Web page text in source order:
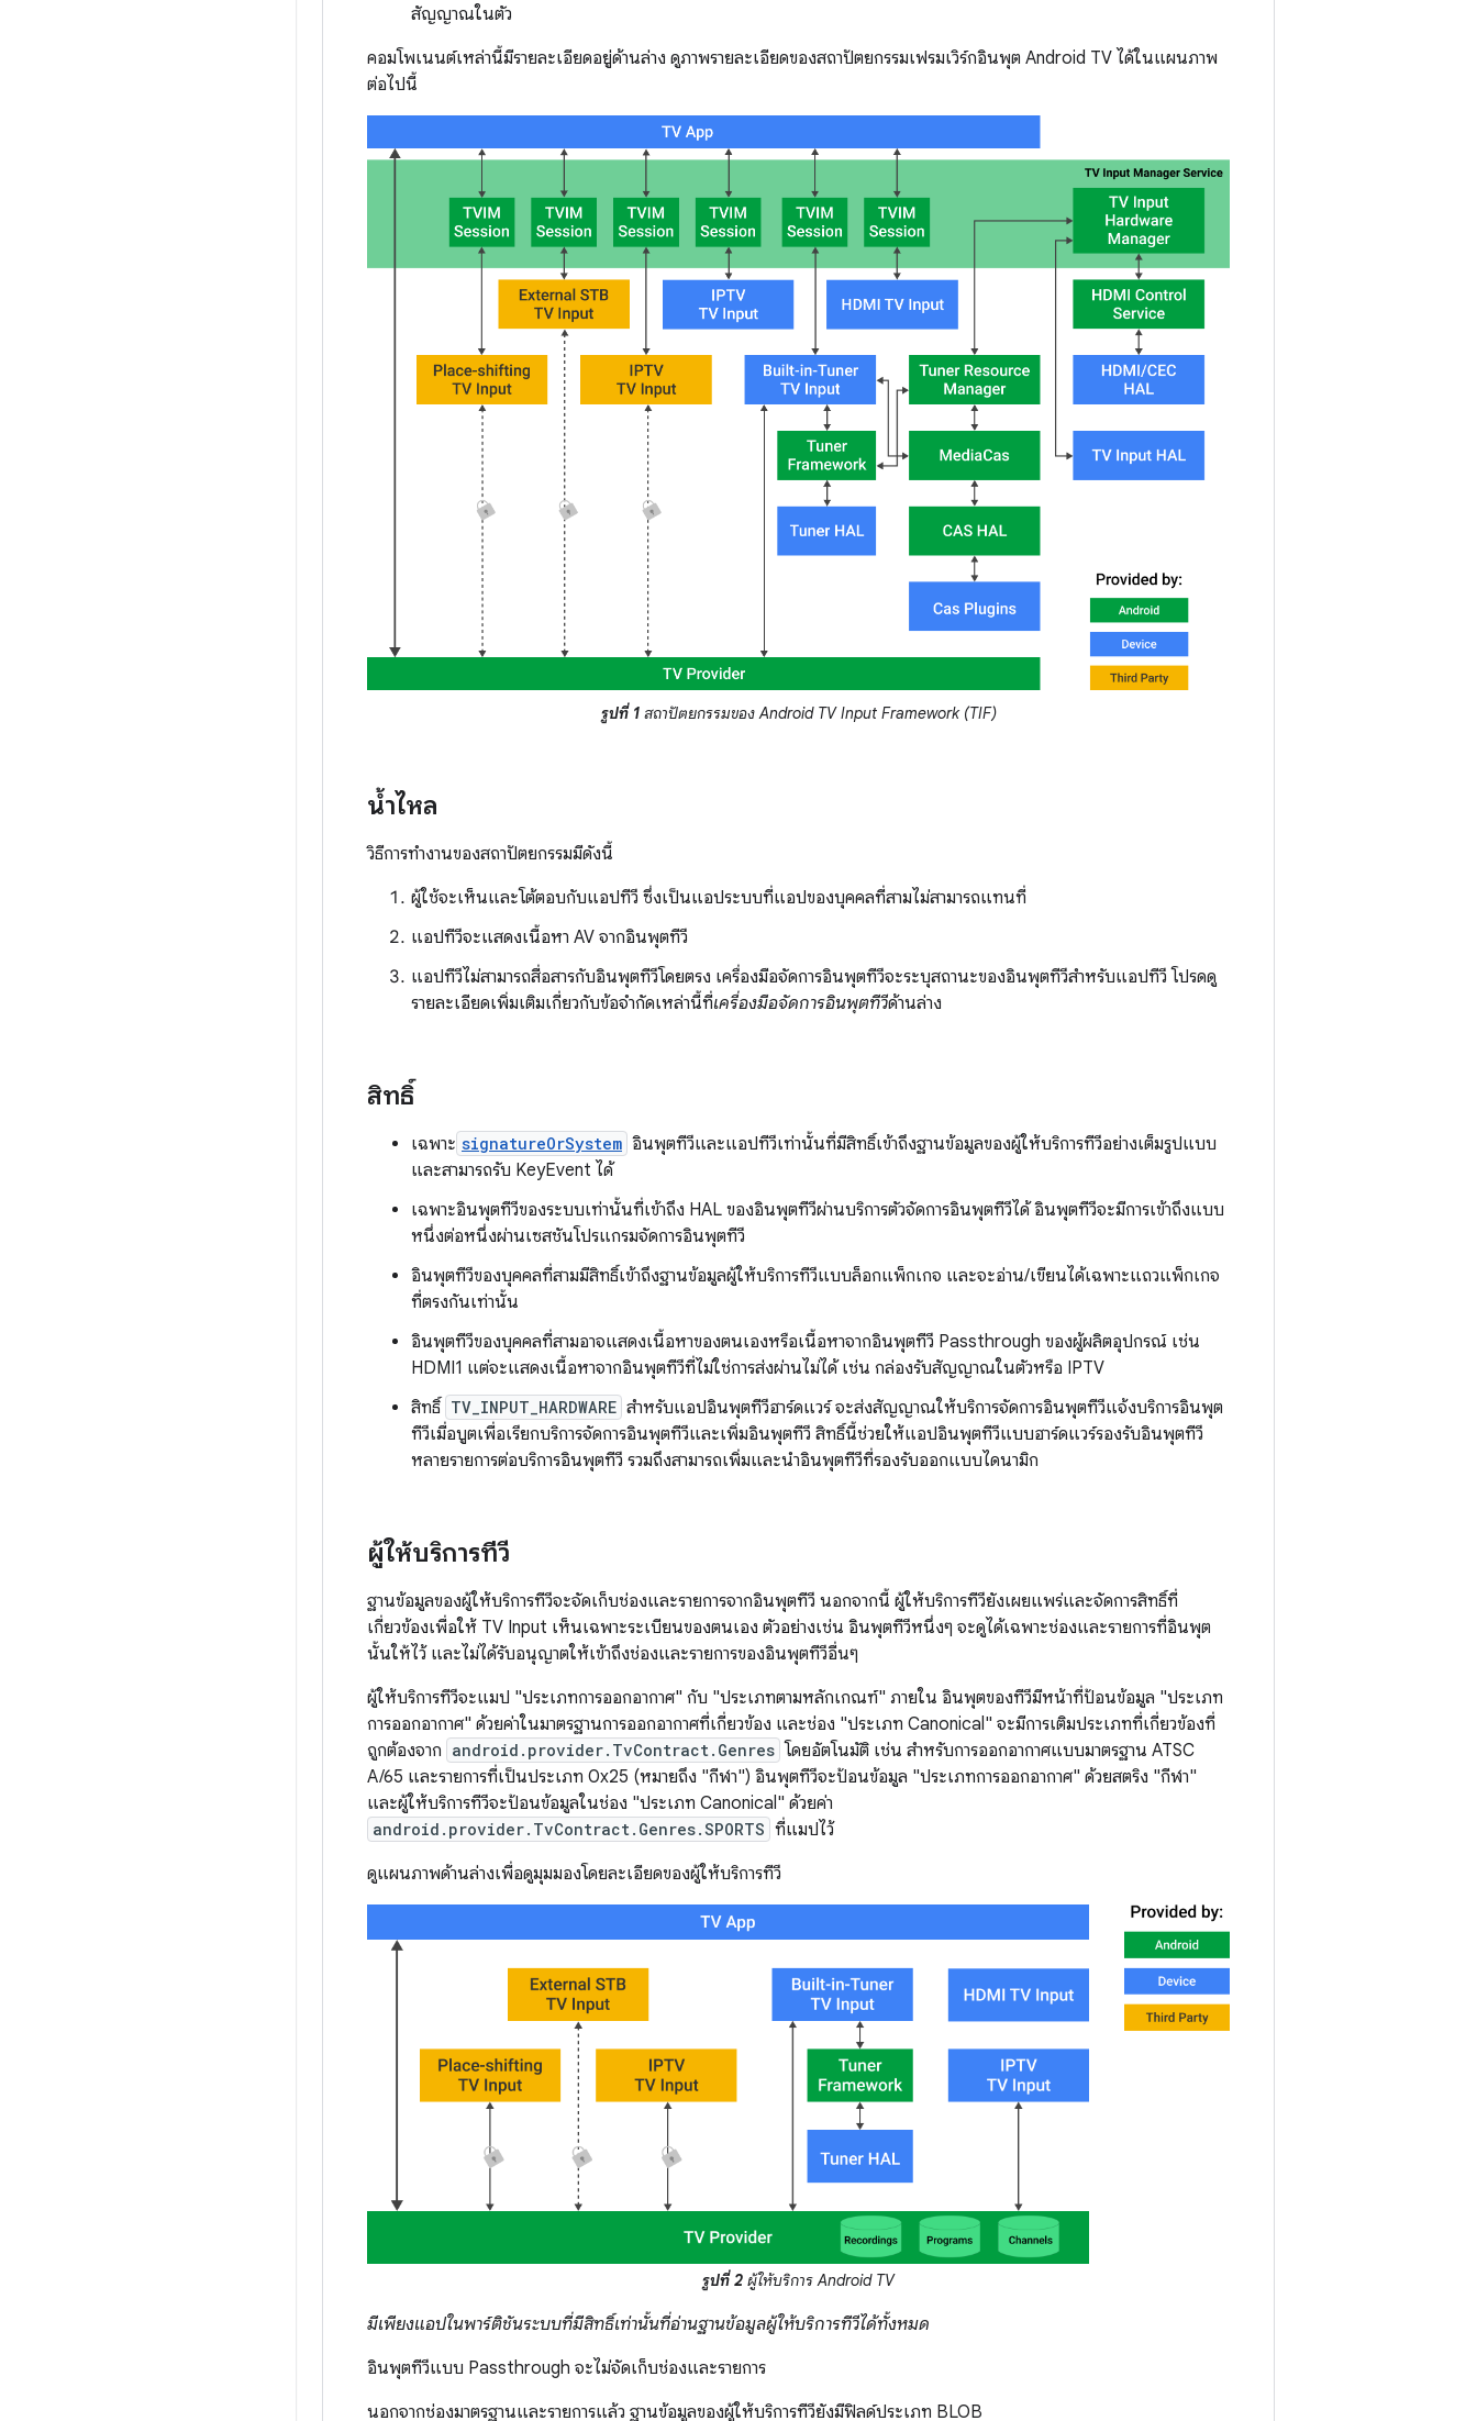
สัญญาณในตัว
คอมโพเนนต์เหล่านี้มีรายละเอียดอยู่ด้านล่าง ดูภาพรายละเอียดของสถาปัตยกรรมเฟรมเวิร์กอินพุต Android TV ได้ในแผนภาพ
ต่อไปนี้
รูปที่ 1สถาปัตยกรรมของ Android TV Input Framework (TIF)
น้ำไหล
วิธีการทํางานของสถาปัตยกรรมมีดังนี้
ผู้ใช้จะเห็นและโต้ตอบกับแอปทีวี ซึ่งเป็นแอประบบที่แอปของบุคคลที่สามไม่สามารถแทนที่
แอปทีวีจะแสดงเนื้อหา AV จากอินพุตทีวี
แอปทีวีไม่สามารถสื่อสารกับอินพุตทีวีโดยตรง เครื่องมือจัดการอินพุตทีวีจะระบุสถานะของอินพุตทีวีสำหรับแอปทีวี โปรดดู
รายละเอียดเพิ่มเติมเกี่ยวกับข้อจำกัดเหล่านี้ที่เครื่องมือจัดการอินพุตทีวีด้านล่าง
สิทธิ์
เฉพาะ signatureOrSystem อินพุตทีวีและแอปทีวีเท่านั้นที่มีสิทธิ์เข้าถึงฐานข้อมูลของผู้ให้บริการทีวีอย่างเต็มรูปแบบ
และสามารถรับ KeyEvent ได้
เฉพาะอินพุตทีวีของระบบเท่านั้นที่เข้าถึง HAL ของอินพุตทีวีผ่านบริการตัวจัดการอินพุตทีวีได้ อินพุตทีวีจะมีการเข้าถึงแบบ
หนึ่งต่อหนึ่งผ่านเซสชันโปรแกรมจัดการอินพุตทีวี
อินพุตทีวีของบุคคลที่สามมีสิทธิ์เข้าถึงฐานข้อมูลผู้ให้บริการทีวีแบบล็อกแพ็กเกจ และจะอ่าน/เขียนได้เฉพาะแถวแพ็กเกจ
ที่ตรงกันเท่านั้น
อินพุตทีวีของบุคคลที่สามอาจแสดงเนื้อหาของตนเองหรือเนื้อหาจากอินพุตทีวี Passthrough ของผู้ผลิตอุปกรณ์ เช่น
HDMI1 แต่จะแสดงเนื้อหาจากอินพุตทีวีที่ไม่ใช่การส่งผ่านไม่ได้ เช่น กล่องรับสัญญาณในตัวหรือ IPTV
สิทธิ์ TV_INPUT_HARDWARE สําหรับแอปอินพุตทีวีฮาร์ดแวร์ จะส่งสัญญาณให้บริการจัดการอินพุตทีวีแจ้งบริการอินพุต
ทีวีเมื่อบูตเพื่อเรียกบริการจัดการอินพุตทีวีและเพิ่มอินพุตทีวี สิทธิ์นี้ช่วยให้แอปอินพุตทีวีแบบฮาร์ดแวร์รองรับอินพุตทีวี
หลายรายการต่อบริการอินพุตทีวี รวมถึงสามารถเพิ่มและนำอินพุตทีวีที่รองรับออกแบบไดนามิก
ผู้ให้บริการทีวี
ฐานข้อมูลของผู้ให้บริการทีวีจะจัดเก็บช่องและรายการจากอินพุตทีวี นอกจากนี้ ผู้ให้บริการทีวียังเผยแพร่และจัดการสิทธิ์ที่
เกี่ยวข้องเพื่อให้ TV Input เห็นเฉพาะระเบียนของตนเอง ตัวอย่างเช่น อินพุตทีวีหนึ่งๆ จะดูได้เฉพาะช่องและรายการที่อินพุต
นั้นให้ไว้ และไม่ได้รับอนุญาตให้เข้าถึงช่องและรายการของอินพุตทีวีอื่นๆ
ผู้ให้บริการทีวีจะแมป "ประเภทการออกอากาศ" กับ "ประเภทตามหลักเกณฑ์" ภายใน อินพุตของทีวีมีหน้าที่ป้อนข้อมูล "ประเภท
การออกอากาศ" ด้วยค่าในมาตรฐานการออกอากาศที่เกี่ยวข้อง และช่อง "ประเภท Canonical" จะมีการเติมประเภทที่เกี่ยวข้องที่
ถูกต้องจาก android.provider.TvContract.Genres โดยอัตโนมัติ เช่น สำหรับการออกอากาศแบบมาตรฐาน ATSC
A/65 และรายการที่เป็นประเภท 0x25 (หมายถึง "กีฬา") อินพุตทีวีจะป้อนข้อมูล "ประเภทการออกอากาศ" ด้วยสตริง "กีฬา"
และผู้ให้บริการทีวีจะป้อนข้อมูลในช่อง "ประเภท Canonical" ด้วยค่า
android.provider.TvContract.Genres.SPORTS ที่แมปไว้
ดูแผนภาพด้านล่างเพื่อดูมุมมองโดยละเอียดของผู้ให้บริการทีวี
รูปที่ 2 ผู้ให้บริการ Android TV
มีเพียงแอปในพาร์ติชันระบบที่มีสิทธิ์เท่านั้นที่อ่านฐานข้อมูลผู้ให้บริการทีวีได้ทั้งหมด
อินพุตทีวีแบบ Passthrough จะไม่จัดเก็บช่องและรายการ
นอกจากช่องมาตรฐานและรายการแล้ว ฐานข้อมูลของผู้ให้บริการทีวียังมีฟิลด์ประเภท BLOB